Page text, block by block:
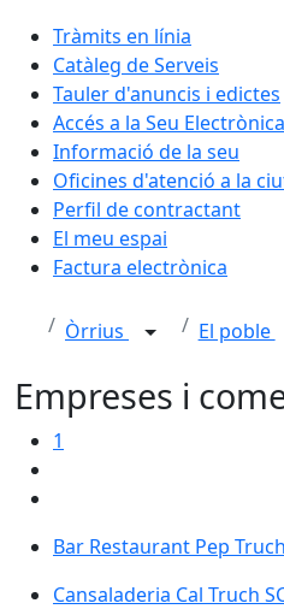
Tràmits en línia
Catàleg de Serveis
Tauler d'anuncis i edictes
Accés a la Seu Electrònica
Informació de la seu
Oficines d'atenció a la
Perfil de contractant
El meu espai
Factura electrònica
Òrrius El poble
Empreses i
1
Bar Restaurant Pep Truch
Cansaladeria Cal Truch